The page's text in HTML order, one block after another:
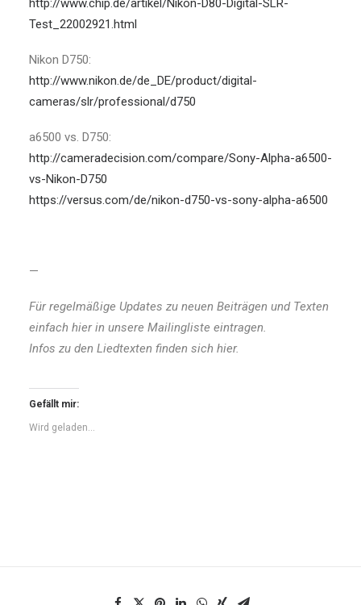
http://www.chip.de/artikel/Nikon-D80-Digital-SLR-
Test_22002921.html
Nikon D750:
http://www.nikon.de/de_DE/product/digital-
cameras/slr/professional/d750
a6500 vs. D750:
http://cameradecision.com/compare/Sony-Alpha-a6500-
vs-Nikon-D750
https://versus.com/de/nikon-d750-vs-sony-alpha-a6500
—
Für regelmäßige Updates zu neuen Beiträgen und Texten
einfach hierin unsere Mailingliste eintragen.
Infos zu den Liedtexten finden sich hier.
Gefällt mir:
Wird geladen...